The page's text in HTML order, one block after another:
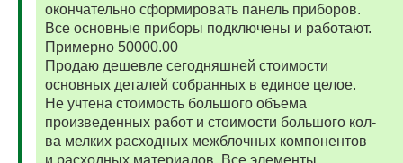
окончательно сформировать панель приборов.
Все основные приборы подключены и работают.
Примерно 50000.00
Продаю дешевле сегодняшней стоимости
основных деталей собранных в единое целое.
Не учтена стоимость большого объема
произведенных работ и стоимости большого кол-
ва мелких расходных межблочных компонентов